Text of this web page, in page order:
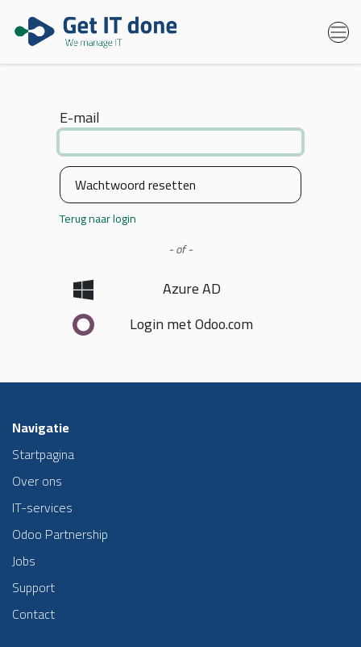
E-mail
Wachtwoord resetten
Terug naar login
- of -
Azure AD
Login met Odoo.com
Navigatie
Startpagina
Over ons
IT-services
Odoo Partnership
Jobs
Support
Contact